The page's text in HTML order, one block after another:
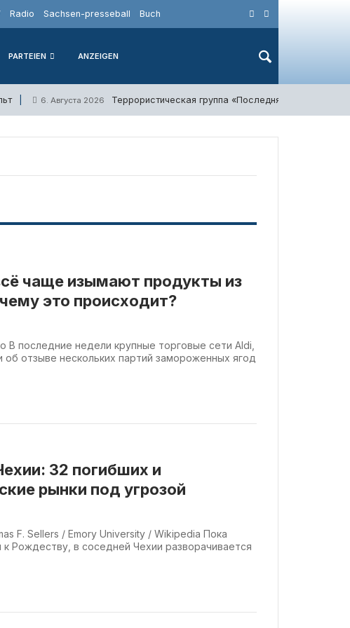
Radio Sachsen-presseball Buch
PARTEIEN ANZEIGEN
6. Августа 2026 Террористическая группа «Последняя волна
чаще изымают продукты из
это происходит?
В последние недели крупные торговые сети Aldi,
об отзыве нескольких партий замороженных ягод
32 погибших и
рынки под угрозой
F. Sellers / Emory University / Wikipedia Пока
к Рождеству, в соседней Чехии разворачивается